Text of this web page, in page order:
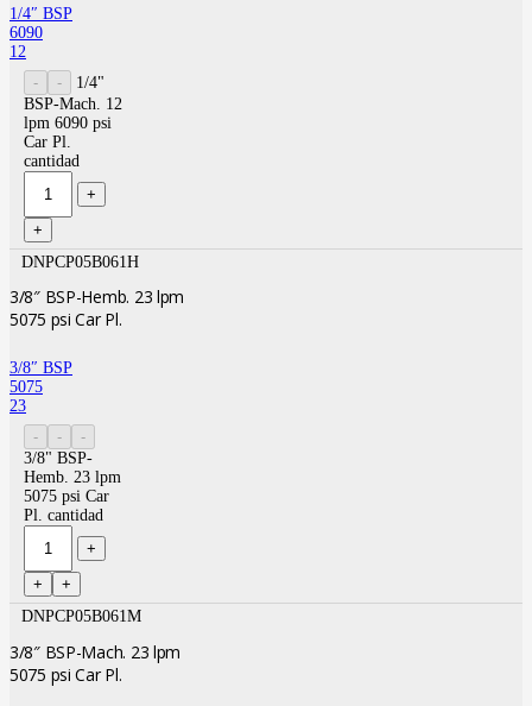
1/4″ BSP
6090
12
1/4"
BSP-Mach. 12
lpm 6090 psi
Car Pl.
cantidad
DNPCP05B061H
3/8″ BSP-Hemb. 23 lpm
5075 psi Car Pl.
3/8″ BSP
5075
23
3/8" BSP-
Hemb. 23 lpm
5075 psi Car
Pl. cantidad
DNPCP05B061M
3/8″ BSP-Mach. 23 lpm
5075 psi Car Pl.